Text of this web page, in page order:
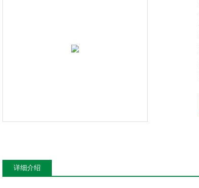
详细介绍